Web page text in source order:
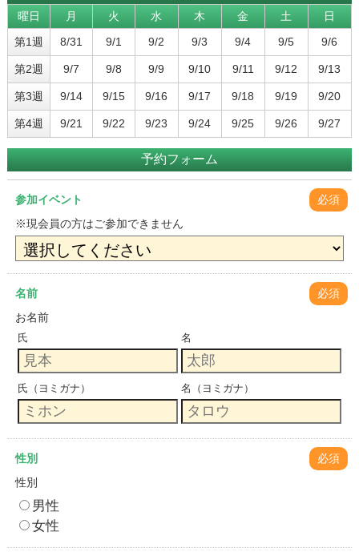
曜日
月 火 水 木 金 土
日
第1週
8/31 9/1 9/2 9/3 9/4 9/5 9/6
第2週 9/7 9/8 9/9 9/10 9/11 9/12 9/13
第3週 9/14 9/15 9/16 9/17 9/18 9/19 9/20
第4週 9/21 9/22 9/23 9/24 9/25 9/26 9/27
予約フォーム
参加イベント
必須
※現会員の方はご参加できません
名前
必須
お名前
氏 名
氏（ヨミガナ） 名（ヨミガナ）
性別
必須
性別
男性
女性